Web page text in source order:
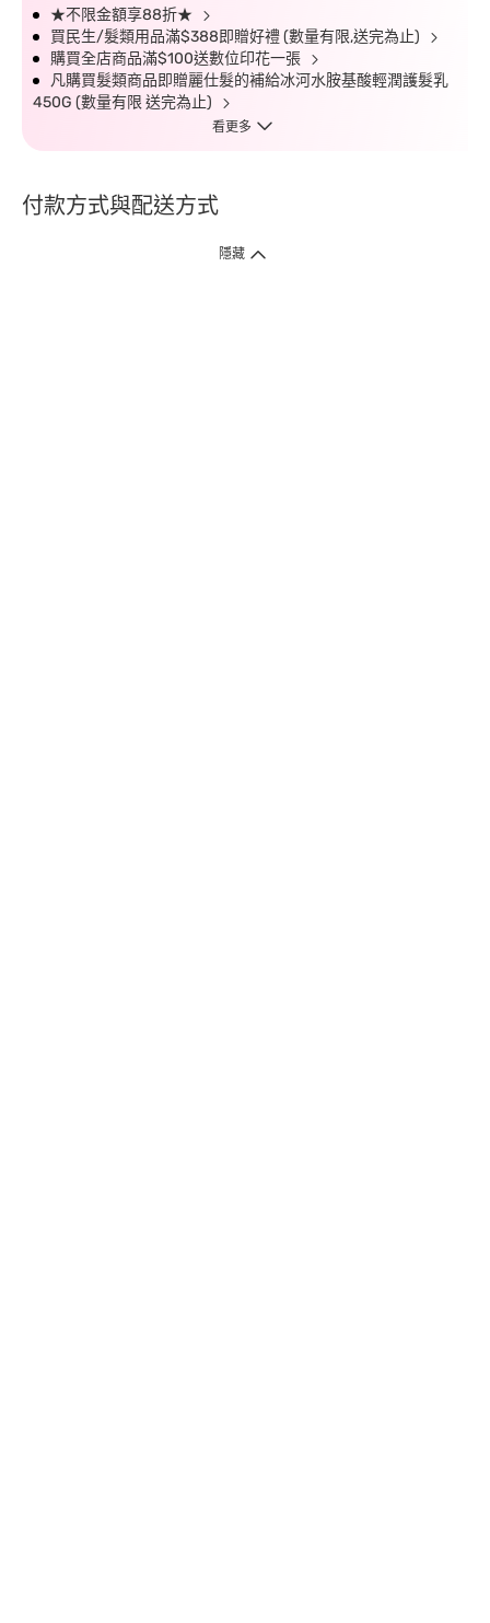
★不限金額享88折★
買民生/髮類用品滿$388即贈好禮 (數量有限,送完為止)
購買全店商品滿$100送數位印花一張
凡購買髮類商品即贈麗仕髮的補給冰河水胺基酸輕潤護髮乳
450G (數量有限 送完為止)
看更多
付款方式與配送方式
隱藏